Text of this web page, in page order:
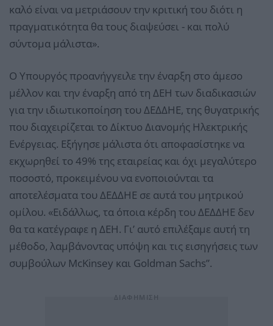
καλό είναι να μετριάσουν την κριτική του διότι η
πραγματικότητα θα τους διαψεύσει - και πολύ
σύντομα μάλιστα».
Ο Υπουργός προανήγγειλε την έναρξη στο άμεσο
μέλλον και την έναρξη από τη ΔΕΗ των διαδικασιών
για την ιδιωτικοποίηση του ΔΕΔΔΗΕ, της θυγατρικής
που διαχειρίζεται το Δίκτυο Διανομής Ηλεκτρικής
Ενέργειας. Εξήγησε μάλιστα ότι αποφασίστηκε να
εκχωρηθεί το 49% της εταιρείας και όχι μεγαλύτερο
ποσοστό, προκειμένου να ενοποιούνται τα
αποτελέσματα του ΔΕΔΔΗΕ σε αυτά του μητρικού
ομίλου. «Ειδάλλως, τα όποια κέρδη του ΔΕΔΔΗΕ δεν
θα τα κατέγραφε η ΔΕΗ. Γι’ αυτό επιλέξαμε αυτή τη
μέθοδο, λαμβάνοντας υπόψη και τις εισηγήσεις των
συμβούλων ΜcKinsey και Goldman Sachs”.